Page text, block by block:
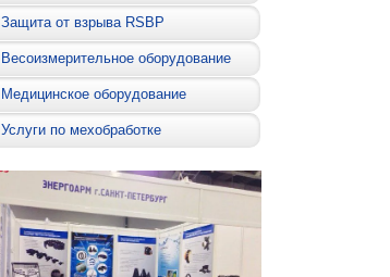
Защита от взрыва RSBP
Весоизмерительное оборудование
Медицинское оборудование
Услуги по мехобработке